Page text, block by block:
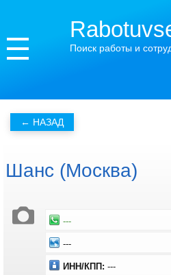
Поиск работы и
Шанс (Москва)
---
---
ИНН/КПП: ---